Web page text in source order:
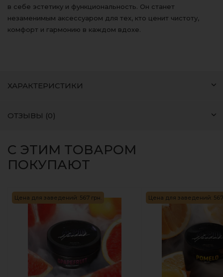
в себе эстетику и функциональность. Он станет
незаменимым аксессуаром для тех, кто ценит чистоту,
комфорт и гармонию в каждом вдохе.
ХАРАКТЕРИСТИКИ
ОТЗЫВЫ (0)
С ЭТИМ ТОВАРОМ
ПОКУПАЮТ
Цена для заведений: 567 грн. Цена для заведений: 567